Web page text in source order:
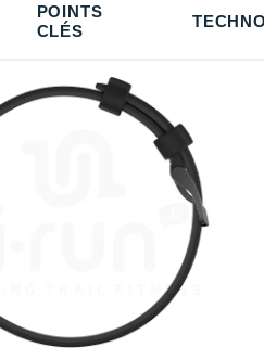
POINTS
CLÉS